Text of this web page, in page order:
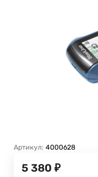
Артикул: 4000628
5 380 ₽